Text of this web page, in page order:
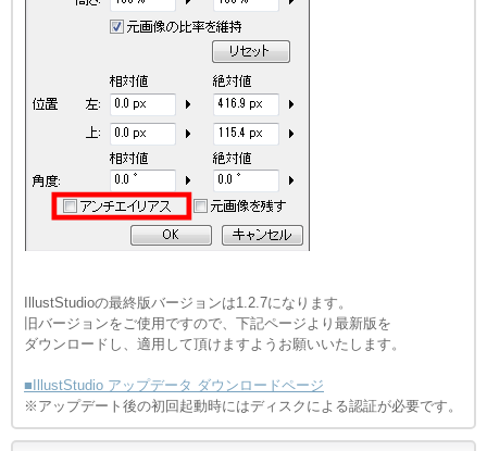
IllustStudioの最終版バージョンは1.2.7になります。
旧バージョンをご使用ですので、下記ページより最新版を
ダウンロードし、適用して頂けますようお願いいたします。
■IllustStudio アップデータ ダウンロードページ
※アップデート後の初回起動時にはディスクによる認証が必要です。